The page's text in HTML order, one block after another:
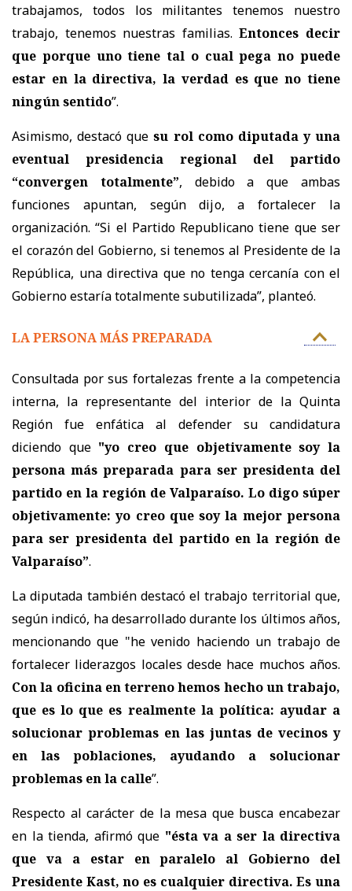
trabajamos, todos los militantes tenemos nuestro
trabajo, tenemos nuestras familias.Entonces decir
que porque uno tiene tal o cual pega no puede
estar en la directiva, la verdad es que no tiene
ningún sentido”.
Asimismo, destacó que su rol como diputada y una
eventual presidencia regional del partido
“convergen totalmente”, debido a que ambas
funciones apuntan, según dijo, a fortalecer la
organización. “Si el Partido Republicano tiene que ser
el corazón del Gobierno, si tenemos al Presidente de la
República, una directiva que no tenga cercanía con el
Gobierno estaría totalmente subutilizada”, planteó.
LA PERSONA MÁS PREPARADA
Consultada por sus fortalezas frente a la competencia
interna, la representante del interior de la Quinta
Región fue enfática al defender su candidatura
diciendo que"yo creo que objetivamente soy la
persona más preparada para ser presidenta del
partido en la región de Valparaíso. Lo digo súper
objetivamente: yo creo que soy la mejor persona
para ser presidenta del partido en la región de
Valparaíso”.
La diputada también destacó el trabajo territorial que,
según indicó, ha desarrollado durante los últimos años,
mencionando que "he venido haciendo un trabajo de
fortalecer liderazgos locales desde hace muchos años.
Con la oficina en terreno hemos hecho un trabajo,
que es lo que es realmente la política: ayudar a
solucionar problemas en las juntas de vecinos y
en las poblaciones, ayudando a solucionar
problemas en la calle”.
Respecto al carácter de la mesa que busca encabezar
en la tienda, afirmó que "ésta va a ser la directiva
que va a estar en paralelo al Gobierno del
Presidente Kast, no es cualquier directiva. Es una